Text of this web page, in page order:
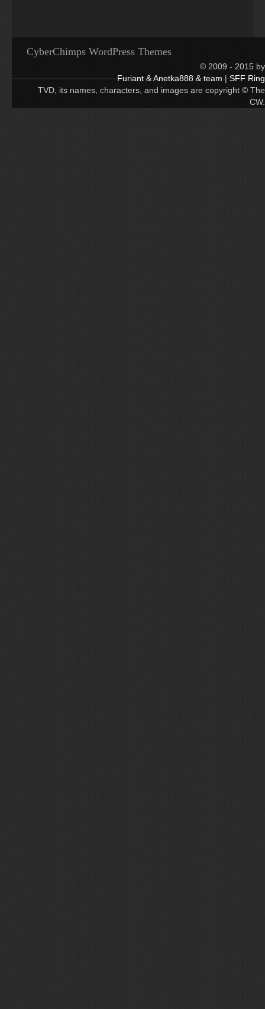
CyberChimps WordPress Themes
© 2009 - 2015 by
Furiant & Anetka888 & team | SFF Ring
TVD, its names, characters, and images are copyright © The
CW.